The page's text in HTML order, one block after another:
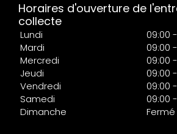
Horaires d'ouverture de
collecte
Lundi
09:00
Mardi
09:00
Mercredi
09:00
Jeudi
09:00
Vendredi
09:00
Samedi
09:00
Dimanche
Fermé